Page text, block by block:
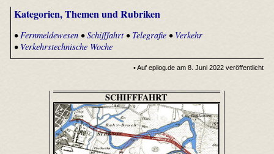
Kategorien, Themen und Rubriken
•Fernmeldewesen•Schifffahrt• Telegrafie• Verkehr
• Verkehrstechnische Woche
• Auf epilog.de am 8. Juni 2022 veröffentlicht
SCHIFFFAHRT